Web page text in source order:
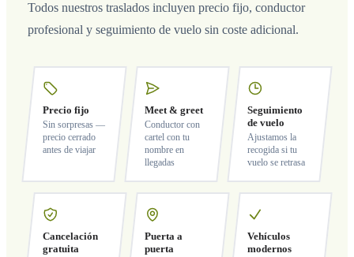
Todos nuestros traslados incluyen precio fijo, conductor
profesional y seguimiento de vuelo sin coste adicional.
Precio fijo
Sin sorpresas —
precio cerrado
antes de viajar
Meet & greet
Conductor con
cartel con tu
nombre en
llegadas
Seguimiento
de vuelo
Ajustamos la
recogida si tu
vuelo se retrasa
Cancelación
gratuita
Puerta a
puerta
Vehículos
modernos